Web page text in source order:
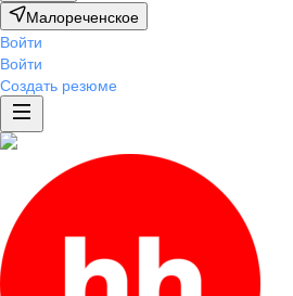
Малореченское
Войти
Войти
Создать резюме